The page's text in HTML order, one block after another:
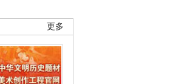
更多